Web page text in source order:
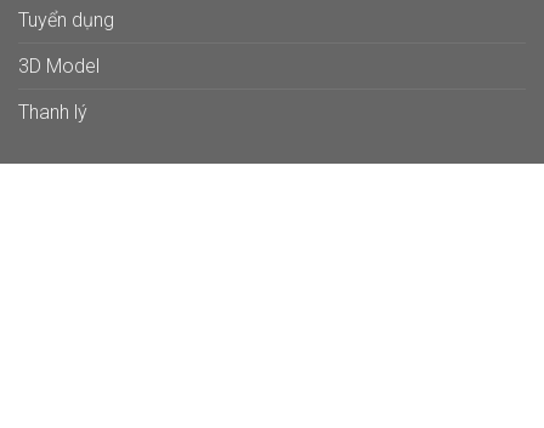
Tuyển dụng
3D Model
Thanh lý